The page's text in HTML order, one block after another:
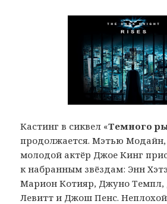
Кастинг в сиквел «Темного
продолжается. Мэтью
молодой актёр Джое Кинг
к набранным звёздам: Энн
Марион Котияр, Джуно Темпл,
Левитт и Джош Пенс.